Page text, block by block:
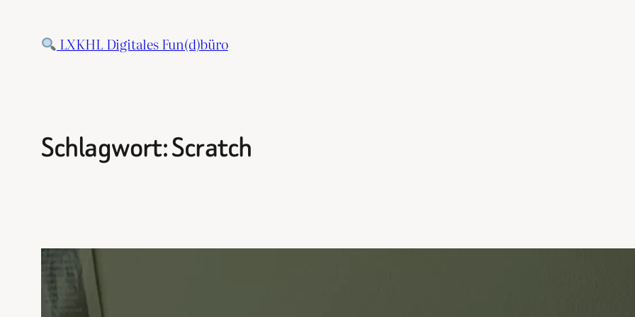
Inhalt
springen
LXKHL Digitales Fun(d)büro
Schlagwort:Scratch